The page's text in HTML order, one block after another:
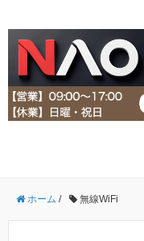
ホーム / 無線WiFi